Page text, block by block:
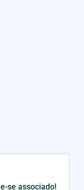
se associado!